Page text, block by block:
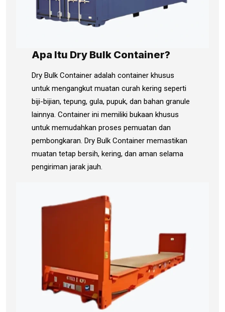
Apa Itu Dry Bulk Container?
Dry Bulk Container adalah container khusus
untuk mengangkut muatan curah kering seperti
biji-bijian, tepung, gula, pupuk, dan bahan granule
lainnya. Container ini memiliki bukaan khusus
untuk memudahkan proses pemuatan dan
pembongkaran. Dry Bulk Container memastikan
muatan tetap bersih, kering, dan aman selama
pengiriman jarak jauh.